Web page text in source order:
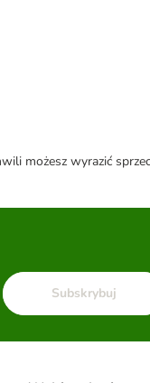
możesz wyrazić
Subskrybuj